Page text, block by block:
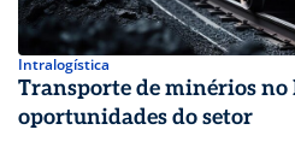
Intralogística
Transporte de minérios no
oportunidades do setor